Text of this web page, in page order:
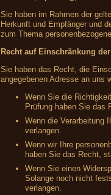
Sie haben im Rahmen der
Herkunft und Empfänger und
zum Thema
Recht auf Einschränkung
Sie haben das Recht, die
angegebenen Adresse an uns
Wenn Sie die
Prüfung haben Sie das
Wenn die Verarbeitung
verlangen.
Wenn wir Ihre
haben Sie das Recht,
Wenn Sie einen
Solange noch nicht
verlangen.